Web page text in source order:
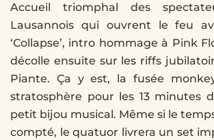
Accueil triomphal des
Lausannois qui ouvrent le feu
‘Collapse’, intro hommage à Pink
décolle ensuite sur les riffs
Piante. Ça y est, la fusée
stratosphère pour les 13 minutes
petit bijou musical. Même si le
compté, le quatuor livrera un set